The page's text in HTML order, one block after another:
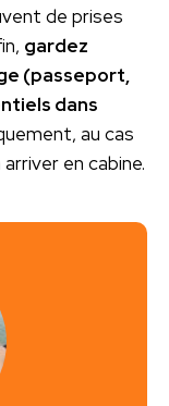
de prises
gardez
(passeport,
dans
au cas
en cabine.